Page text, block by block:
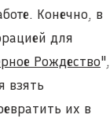
Конечно, в
для
Рождество",
взять
их в